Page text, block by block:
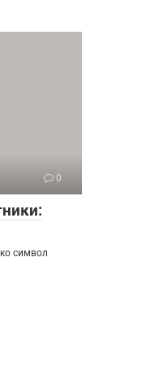
0
символ